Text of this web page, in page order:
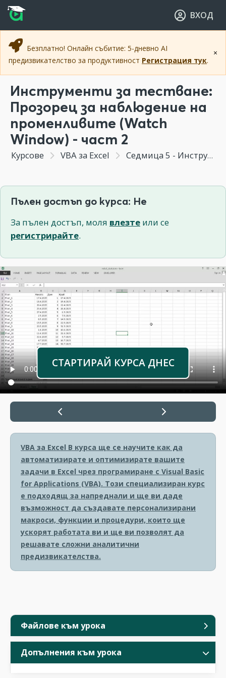
Прескочи към основното съдържание
Прескочи към навигацията
ВХОД
×
Безплатно! Онлайн събитие: 5-дневно AI
предизвикателство за продуктивност Регистрация тук.
Файлове към урока
Допълнения към урока
Инструменти за тестване:
Прозорец за наблюдение на
променливите (Watch
Window) - част 2
Курсове VBA за Excel Седмица 5 - Инструменти за тестване. Оператори и блок-оператори на VBA.
Пълен достъп до курса: Не
За пълен достъп, моля влезте или се
регистрирайте.
СТАРТИРАЙ КУРСА ДНЕС
VBA за Excel В курса ще се научите как да
автоматизирате и оптимизирате вашите
задачи в Excel чрез програмиране с Visual Basic
for Applications (VBA). Този специализиран курс
е подходящ за напреднали и ще ви даде
възможност да създавате персонализирани
макроси, функции и процедури, които ще
ускорят работата ви и ще ви позволят да
решавате сложни аналитични
предизвикателства.